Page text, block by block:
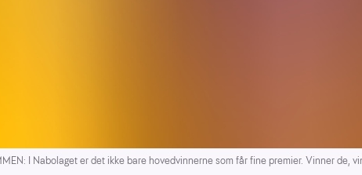
I Nabolaget er det ikke bare hovedvinnerne som får fine premier. Vinner de,